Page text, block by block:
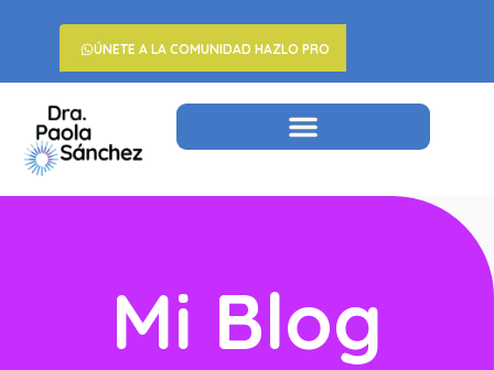
ÚNETE A LA COMUNIDAD HAZLO PRO
Mi Blog